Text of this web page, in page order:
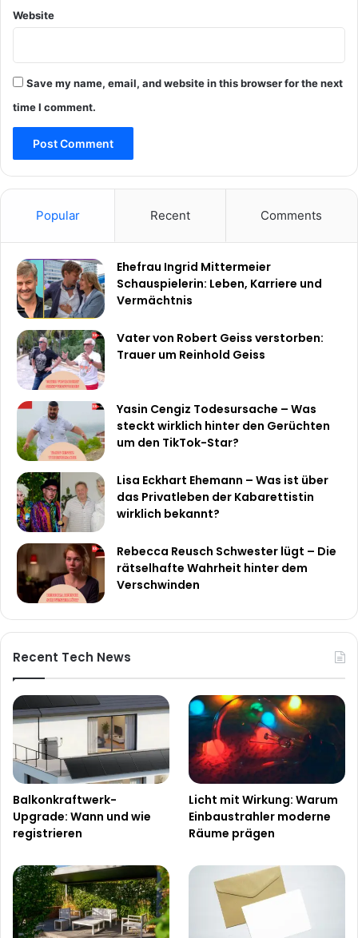
Website
Save my name, email, and website in this browser for the next
time I comment.
Popular Recent Comments
Ehefrau Ingrid Mittermeier
Schauspielerin: Leben, Karriere und
Vermächtnis
Vater von Robert Geiss verstorben:
Trauer um Reinhold Geiss
Yasin Cengiz Todesursache – Was
steckt wirklich hinter den Gerüchten
um den TikTok-Star?
Lisa Eckhart Ehemann – Was ist über
das Privatleben der Kabarettistin
wirklich bekannt?
Rebecca Reusch Schwester lügt – Die
rätselhafte Wahrheit hinter dem
Verschwinden
Recent Tech News
Balkonkraftwerk-
Upgrade: Wann und wie
registrieren
Licht mit Wirkung: Warum
Einbaustrahler moderne
Räume prägen